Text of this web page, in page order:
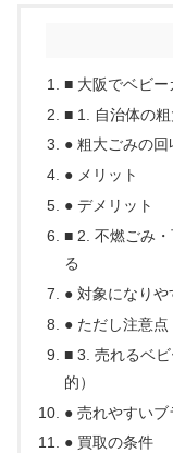
■ 大阪でベビ
■ 1. 自治体の粗
● 粗大ごみの回
● メリット
● デメリット
■ 2. 不燃ごみ
る
● 対象になり
● ただし注意点
■ 3. 売れるベ
的）
● 売れやすいブ
● 買取の条件